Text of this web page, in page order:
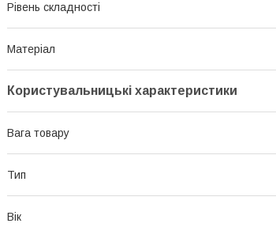
Рівень складності
Матеріал
Користувальницькі характеристики
Вага товару
Тип
Вік